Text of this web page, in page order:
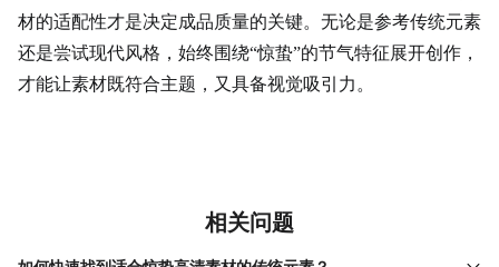
材的适配性才是决定成品质量的关键。无论是参考传统元素
还是尝试现代风格，始终围绕“惊蛰”的节气特征展开创作，
才能让素材既符合主题，又具备视觉吸引力。
相关问题